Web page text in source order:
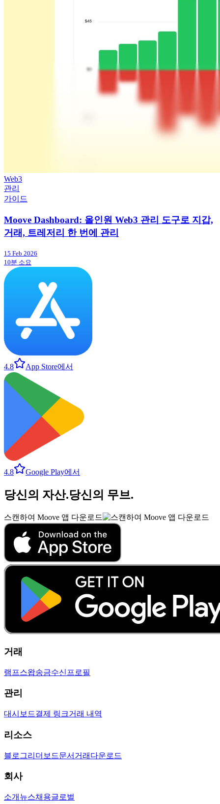
Web3
관리
가이드
Moove Dashboard: 올인원 Web3 관리 도구로 지갑,
거래, 트레저리 한 번에 관리
15 Feb 2026
10분 소요
4.8 App Store에서
4.8 Google Play에서
당신의 자산.당신의 무브.
스캔하여 Moove 앱 다운로드
거래
램프스왑송금수신 프로필
관리
대시보드결제 링크거래 내역
리소스
블로그리더보드문서 거래 다운로드
회사
소개 뉴스채용글로벌